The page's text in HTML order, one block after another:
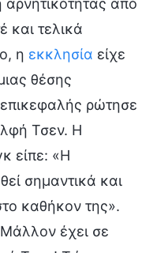
και τελικά
η εκκλησία είχε
θέσης
ρώτησε
Τσεν. Η
είπε: «Η
σημαντικά και
καθήκον της».
έχει σε